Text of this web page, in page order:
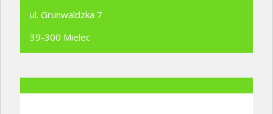
ul. Grunwaldzka 7
39-300 Mielec